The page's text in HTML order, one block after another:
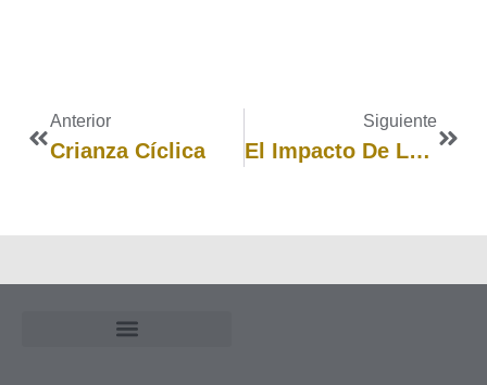
Anterior
Crianza Cíclica
Siguiente
El Impacto De Las Heridas Emocionales Familiares En Los Encuentros Navideños